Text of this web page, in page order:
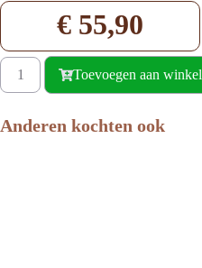
€ 55,90
Toevoegen aan
Anderen kochten ook